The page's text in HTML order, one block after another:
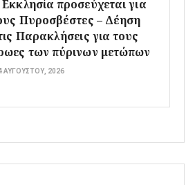
προσεύχεται για
Πυροσβέστες – Δέηση
Παρακλήσεις για τους
των πύρινων μετώπων
ΑΥΓΟΎΣΤΟΥ, 2026